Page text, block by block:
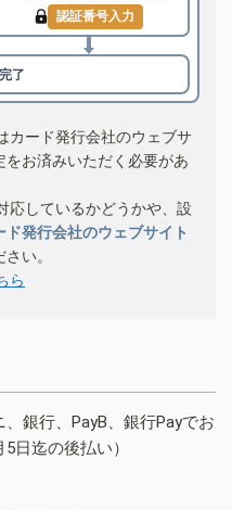
認証番号入力
了
カード発行会社のウェブサ
お済みいただく必要があ
応しているかどうかや、設
ド発行会社のウェブサイト
い。
ら
銀行、PayB、銀行Payでお
日迄の後払い）